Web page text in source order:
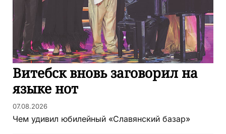
Витебск вновь заговорил на
языке нот
07.08.2026
Чем удивил юбилейный «Славянский базар»